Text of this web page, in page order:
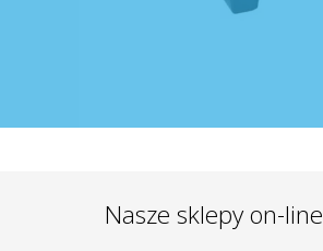
Nasze sklepy on-line